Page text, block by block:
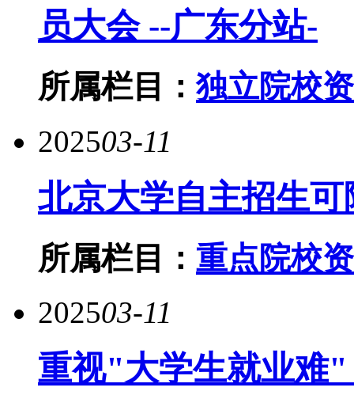
员大会 --广东分站-
所属栏目：独立院校
202503-11
北京大学自主招生
所属栏目： 重点院校
202503-11
重视"大学生就业难"